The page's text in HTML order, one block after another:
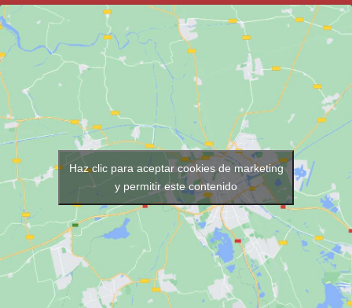
Haz clic para aceptar cookies de marketing
y permitir este contenido